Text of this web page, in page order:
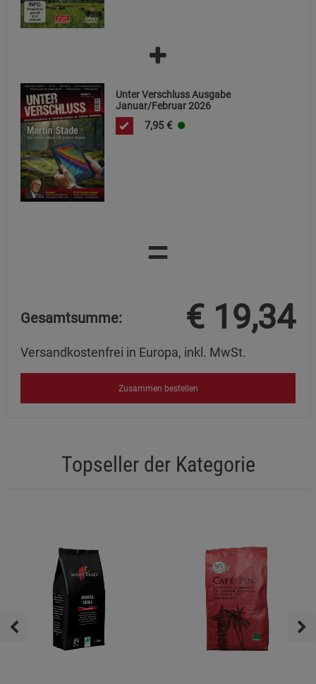
Unter Verschluss Ausgabe
Januar/Februar 2026
7,95 €
=
Gesamtsumme: € 19,34
Versandkostenfrei in Europa, inkl. MwSt.
Zusammen bestellen
Topseller der Kategorie
Cookie-Informationen
Datenschutzerklärung